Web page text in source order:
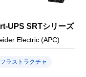
UPS SRTシリーズ
Electric (APC)
ラストラクチャ